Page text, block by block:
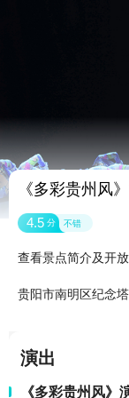
《多彩贵州风
4.5 分 不错
查看景点简介及开
贵阳市南明区纪念
演出
《多彩贵州风》